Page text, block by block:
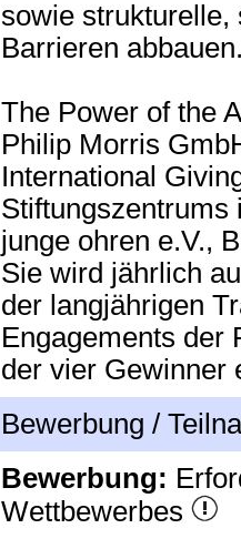
sowie strukturelle,
Barrieren
The Power of the
Philip Morris
International
Stiftungszentrums
junge ohren e.V.,
Sie wird jährlich
der langjährigen
Engagements der
der vier Gewinner
Bewerbung /
Bewerbung:
Wettbewerbes